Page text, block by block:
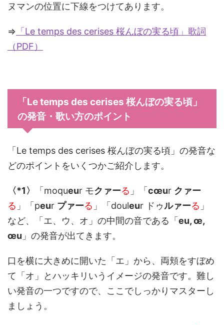
ヌマンの位置に下線をつけてあります。
⇒ 「Le temps des cerises 桜んぼの実る頃」歌詞
（PDF）
「Le temps des cerises 桜んぼの実る頃」
の発音・歌い方のポイント
「Le temps des cerises 桜んぼの実る頃」の発音な
どのポイントをいくつかご紹介します。
〈*1〉 「moqueur モクァーる 」「 cœur クァー
る 」「peur プァーる 」「douleur ドゥルァーる 」
など、「エ、ウ、オ」の中間の音である「 eu, œ,
œu 」の発音が出てきます。
口を横に大きめに開いた「エ」から、両頬をすぼめ
て「オ」とハッキリいうイメージの発音です。難し
い発音の一つですので、ここでしっかりマスターし
ましょう。